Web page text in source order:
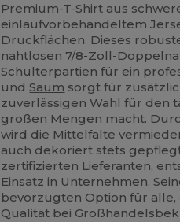
Premium-T-Shirt aus
einlaufvorbehandeltem
Druckflächen. Dieses
nahtlosen 7/8-Zoll-
Schulterpartien für ein
undSaum sorgt für
zuverlässigen Wahl für den
großen Mengen macht.
wird die Mittelfalte
auch dekoriert stets
zertifizierten Lieferanten,
Einsatz in Unternehmen.
bevorzugten Option für
Qualität bei